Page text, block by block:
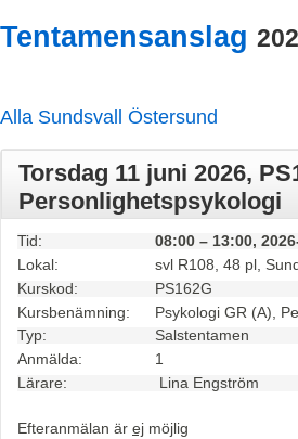
Tentamensanslag
Alla Sundsvall Östersund
Torsdag 11 juni 2026,
Personlighetspsykologi
Tid:
08:00 – 13:00,
Lokal:
svl R108, 48 pl,
Kurskod:
PS162G
Kursbenämning:
Psykologi GR (A),
Typ:
Salstentamen
Anmälda:
1
Lärare:
Lina Engström
Efteranmälan är ej möjlig